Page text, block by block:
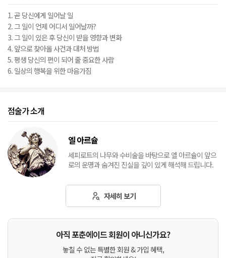
1. 곧 당신에게 일어날 일
2. 그 일이 언제 어디서 일어날까?
3. 그 일이 있은 후 당신이 받을 영향과 변화
4. 앞으로 찾아올 사건과 대처 방법
5. 평생 당신의 편이 되어 줄 중요한 사람
6. 일상의 행복을 위한 마음가짐
점술가 소개
엘 아르슐
세피로트의 나무와 수비술을 바탕으로 엘 아르슐이 앞으
로의 운명과 숨겨진 진실을 깊이 있게 해석해 드립니다.
자세히 보기
아직 포춘에이드 회원이 아니신가요?
놓칠 수 없는 특별한 회원 & 가입 혜택,